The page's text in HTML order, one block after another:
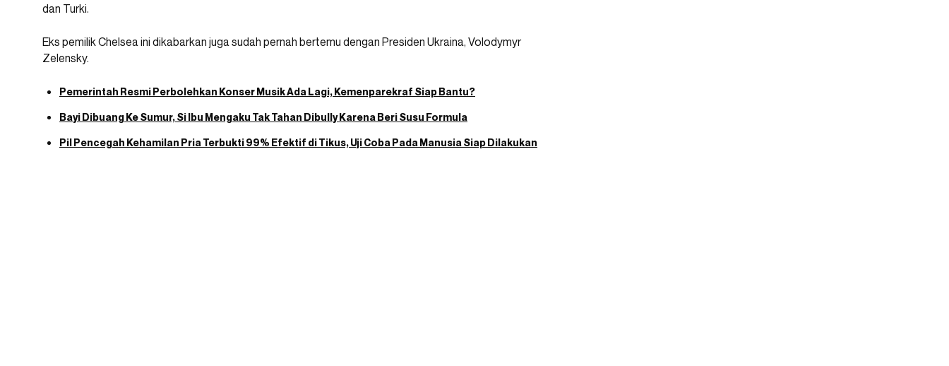
dan Turki.
Eks pemilik Chelsea ini dikabarkan juga sudah pernah bertemu dengan Presiden Ukraina, Volodymyr
Zelensky.
Pemerintah Resmi Perbolehkan Konser Musik Ada Lagi, Kemenparekraf Siap Bantu?
Bayi Dibuang Ke Sumur, Si Ibu Mengaku Tak Tahan Dibully Karena Beri Susu Formula
Pil Pencegah Kehamilan Pria Terbukti 99% Efektif di Tikus, Uji Coba Pada Manusia Siap Dilakukan